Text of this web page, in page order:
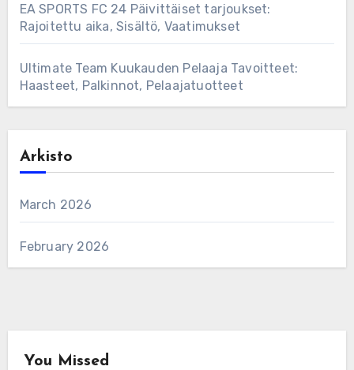
EA SPORTS FC 24 Päivittäiset tarjoukset:
Rajoitettu aika, Sisältö, Vaatimukset
Ultimate Team Kuukauden Pelaaja Tavoitteet:
Haasteet, Palkinnot, Pelaajatuotteet
Arkisto
March 2026
February 2026
You Missed